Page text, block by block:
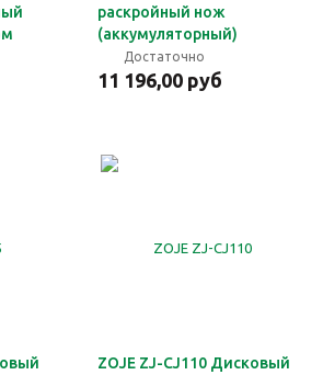
раскройный нож
(аккумуляторный)
Достаточно
11 196,00 руб
ZOJE ZJ-CJ110 Дисковый